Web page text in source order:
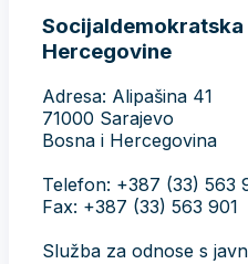
Socijaldemokratska
Hercegovine
Adresa: Alipašina 41
71000 Sarajevo
Bosna i Hercegovina
Telefon: +387 (33) 563
Fax: +387 (33) 563 901
Služba za odnose s